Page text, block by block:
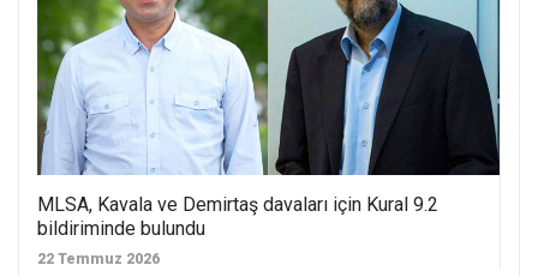
MLSA, Kavala ve Demirtaş davaları için Kural 9.2
bildiriminde bulundu
22 Temmuz 2026